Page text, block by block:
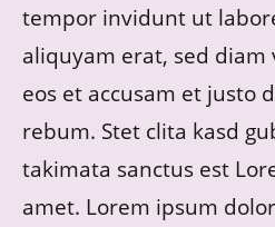
tempor invidunt ut
aliquyam erat, sed diam
eos et accusam et justo
rebum. Stet clita kasd
takimata sanctus est
amet. Lorem ipsum